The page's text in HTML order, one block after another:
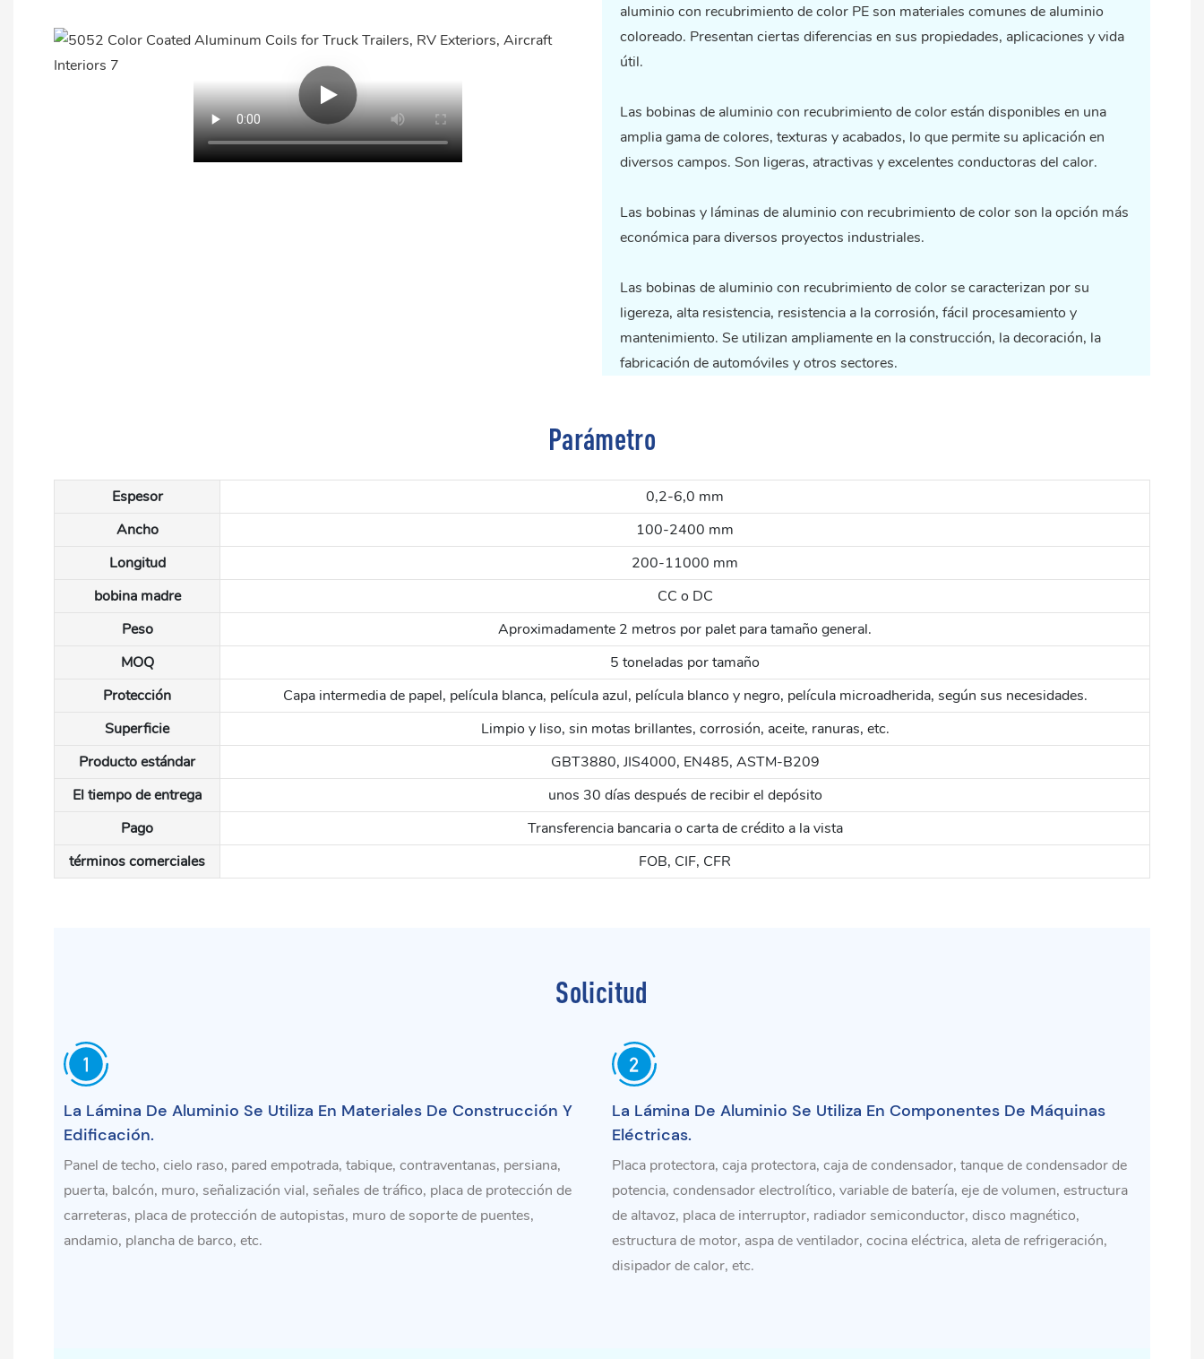
aluminio con recubrimiento de color PE son materiales comunes de aluminio
coloreado. Presentan ciertas diferencias en sus propiedades, aplicaciones y vida
útil.
Las bobinas de aluminio con recubrimiento de color están disponibles en una
amplia gama de colores, texturas y acabados, lo que permite su aplicación en
diversos campos. Son ligeras, atractivas y excelentes conductoras del calor.
Las bobinas y láminas de aluminio con recubrimiento de colorson la opción más
económica para diversos proyectos industriales.
Las bobinas de aluminio con recubrimiento de color se caracterizan por su
ligereza, alta resistencia, resistencia a la corrosión, fácil procesamiento y
mantenimiento. Se utilizan ampliamente en la construcción, la decoración, la
fabricación de automóviles y otros sectores.
Parámetro
Espesor
0,2-6,0 mm
Ancho
100-2400 mm
Longitud
200-11000 mm
bobina madre
CC o DC
Peso
Aproximadamente 2 metros por palet para tamaño general.
MOQ
5 toneladas por tamaño
Protección
Capa intermedia de papel, película blanca, película azul, película blanco y negro, película microadherida, según sus necesidades.
Superficie
Limpio y liso, sin motas brillantes, corrosión, aceite, ranuras, etc.
Producto estándar
GBT3880, JIS4000, EN485, ASTM-B209
El tiempo de entrega
unos 30 días después de recibir el depósito
Pago
Transferencia bancaria o carta de crédito a la vista
términos comerciales
FOB, CIF, CFR
Solicitud
La Lámina De Aluminio Se Utiliza En Materiales De Construcción Y
Edificación.
Panel de techo, cielo raso, pared empotrada, tabique, contraventanas, persiana,
puerta, balcón, muro, señalización vial, señales de tráfico, placa de protección de
carreteras, placa de protección de autopistas, muro de soporte de puentes,
andamio, plancha de barco, etc.
La Lámina De Aluminio Se Utiliza En Componentes De Máquinas
Eléctricas.
Placa protectora, caja protectora, caja de condensador, tanque de condensador de
potencia, condensador electrolítico, variable de batería, eje de volumen, estructura
de altavoz, placa de interruptor, radiador semiconductor, disco magnético,
estructura de motor, aspa de ventilador, cocina eléctrica, aleta de refrigeración,
disipador de calor, etc.